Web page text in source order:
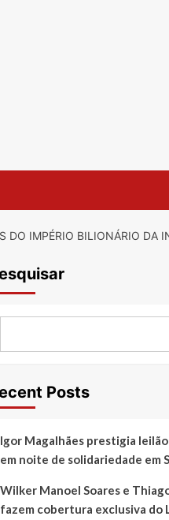
DO IMPÉRIO BILIONÁRIO DA
Posts
Igor Magalhães prestigia leilão
em noite de solidariedade em
Wilker Manoel Soares e
fazem cobertura exclusiva do